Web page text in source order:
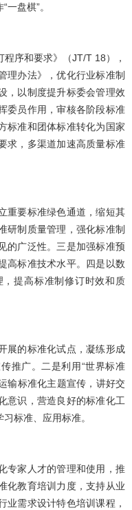
盘棋”。
序和要求》（JT/T 18），
理办法》，优化行业标准制
，以制度提升标委会管理效
委员作用，审核各阶段标准
标准和团体标准转化为国家
求，多渠道加速高质量标准
重要标准绿色通道，缩短其
研制质量管理，强化标准制
的广泛性。三是加强标准预
高标准技术水平。四是以数
提高标准制修订时效和质
展的标准化试点，凝练形成
推广。二是利用“世界标准
输标准化主题宣传，讲好交
意识，营造良好的标准化工
标准、应用标准。
专家人才的管理和使用，推
化教育培训力度，支持从业
业需求设计特色培训课程，